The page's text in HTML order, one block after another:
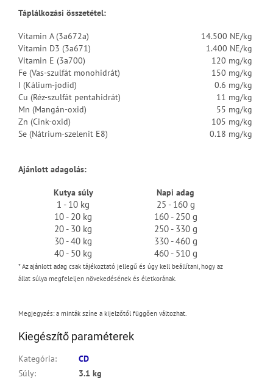
Táplálkozási összetétel:
Vitamin A (3a672a)
14.500 NE/kg
Vitamin D3 (3a671)
1.400 NE/kg
Vitamin E (3a700)
120 mg/kg
Fe (Vas-szulfát monohidrát)
150 mg/kg
I (Kálium-jodid)
0.6 mg/kg
Cu (Réz-szulfát pentahidrát)
11 mg/kg
Mn (Mangán-oxid)
55 mg/kg
Zn (Cink-oxid)
105 mg/kg
Se (Nátrium-szelenit E8)
0.18 mg/kg
Ajánlott adagolás:
Kutya súly Napi adag
1 - 10 kg
25 - 160 g
10 - 20 kg
160 - 250 g
20 - 30 kg
250 - 330 g
30 - 40 kg
330 - 460 g
40 - 50 kg
460 - 510 g
*Az ajánlott adag csak tájékoztató jellegű és úgy kell beállítani, hogy az
állat súlya megfeleljen növekedésének és életkorának.
Megjegyzés: a minták színe a kijelzőtől függően változhat.
Kiegészítő paraméterek
Kategória:
CD
Súly:
3.1 kg